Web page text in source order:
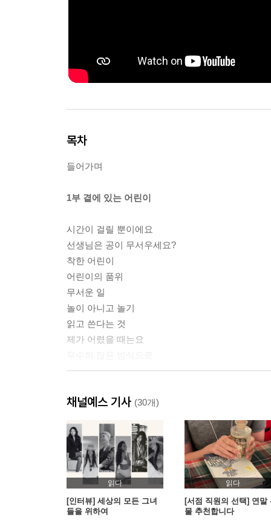
목차
들어가며
1부 곁에 있는 어린이
시간이 걸릴 뿐이에요
선생님은 공이 무서우세요?
착한 어린이
어린이의 품위
무서운 일
놀이 아니고 놀기
읽고 쓴다는 것
제가 어렸을 때는요
가장 외로운 어린이를 기준으로
한 지붕 아래 사는 친구
마음속의 선생님
어린이의 편식, 어른의 편식
선배님 말씀
위로가 됐어요
사랑이라고 해도 될까
채널예스 기사 (30개)
읽다
[인터뷰] 세상의 모든 그녀
들을 위하여
읽다
[서점 직원의 선택] 연말
물 추천합니다